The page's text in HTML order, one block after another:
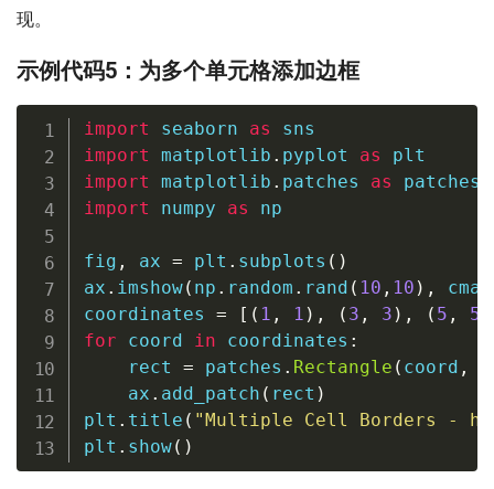
现。
示例代码5：为多个单元格添加边框
import seaborn as
import matplotlib . pyplot as
import matplotlib . patches as
import numpy as np
fig , ax = plt . subplots ( )
ax . imshow( np . random . rand ( 10 , 10 ) , cmap
coordinates = [ ( 1 , 1 ) , ( 3 , 3 ) , ( 5 , 5
for coord in coordinates :
    rect
= patches . Rectangle ( coord ,
    ax
. add_patch ( rect )
plt . title ( "Multiple Cell Borders -
plt . show( )